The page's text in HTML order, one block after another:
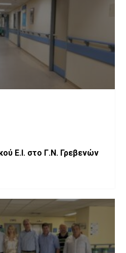
Ε.Ι. στο Γ.Ν. Γρεβενών